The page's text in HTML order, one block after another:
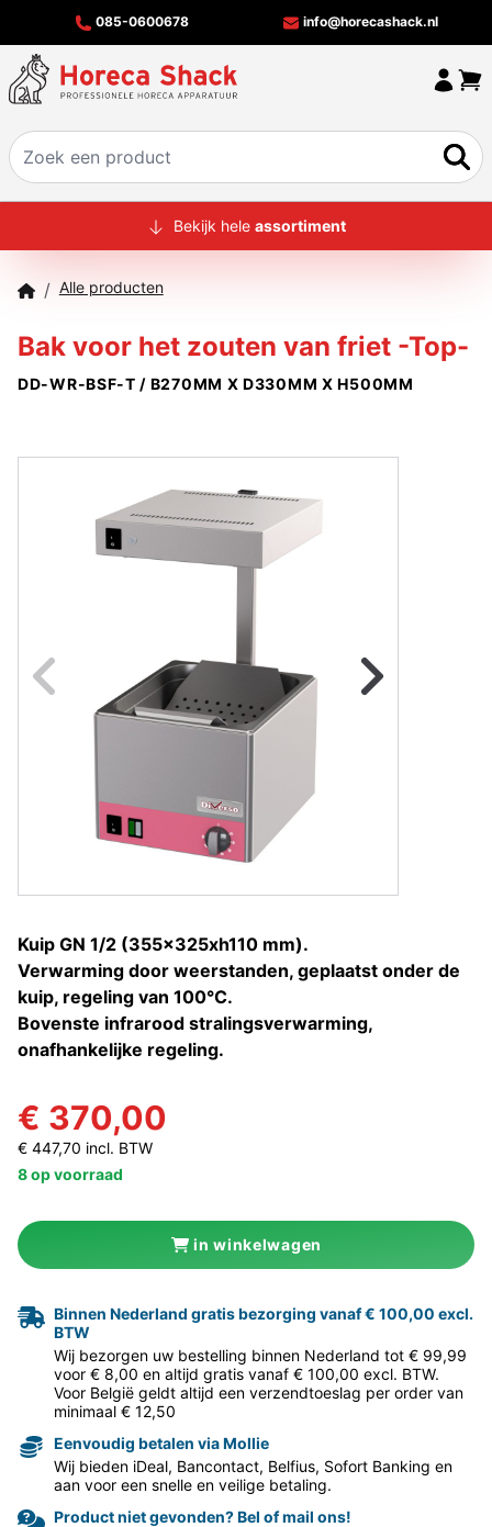
085-0600678 info@horecashack.nl
HOME
MERKEN
OFFERTECHECKER
Bekijk hele assortiment
/ Alle producten
Bak voor het zouten van friet -Top-
DD-WR-BSF-T / B270MM X D330MM X H500MM
Naar vorige
Kuip GN 1/2 (355x325xh110 mm).
Verwarming door weerstanden, geplaatst onder de
kuip, regeling van 100°C.
Bovenste infrarood stralingsverwarming,
onafhankelijke regeling.
€ 370,00
€ 447,70 incl. BTW
8 op voorraad
in winkelwagen
Binnen Nederland gratis bezorging vanaf € 100,00 excl.
BTW
Wij bezorgen uw bestelling binnen Nederland tot € 99,99
voor € 8,00 en altijd gratis vanaf € 100,00 excl. BTW.
Voor België geldt altijd een verzendtoeslag per order van
minimaal € 12,50
Eenvoudig betalen via Mollie
Wij bieden iDeal, Bancontact, Belfius, Sofort Banking en
aan voor een snelle en veilige betaling.
Product niet gevonden? Bel of mail ons!